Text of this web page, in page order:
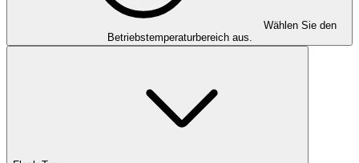
Wählen Sie den
Betriebstemperaturbereich aus.